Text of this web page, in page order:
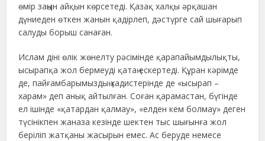
өмір заңын айқын көрсетеді. Қазақ халқы әрқашан
дүниеден өткен жанын қадірлеп, дәстүрге сай шығарып
салуды борыш санаған.
Ислам діні өлік жөнелту рәсімінде қарапайымдылықты,
ысырапқа жол бермеуді қатаң ескертеді. Құран кәрімде
де, пайғамбарымыздың хадистерінде де «ысырап –
харам» деп анық айтылған. Соған қарамастан, бүгінде
ел ішінде «қатардан қалмау», «елден кем болмау» деген
түсінікпен жаназа кезінде шектен тыс шығынға жол
беріліп жатқаны жасырын емес. Ас беруде немесе